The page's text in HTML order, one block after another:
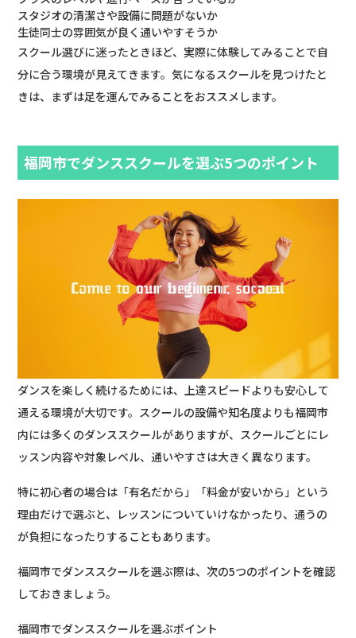
スタジオの清潔さや設備に問題がないか
生徒同士の雰囲気が良く通いやすそうか
スクール選びに迷ったときほど、実際に体験してみることで自
分に合う環境が見えてきます。気になるスクールを見つけたと
きは、まずは足を運んでみることをおススメします。
福岡市でダンススクールを選ぶ5つのポイント
ダンスを楽しく続けるためには、上達スピードよりも安心して
通える環境が大切です。スクールの設備や知名度よりも福岡市
内には多くのダンススクールがありますが、スクールごとにレ
ッスン内容や対象レベル、通いやすさは大きく異なります。
特に初心者の場合は「有名だから」「料金が安いから」という
理由だけで選ぶと、レッスンについていけなかったり、通うの
が負担になったりすることもあります。
福岡市でダンススクールを選ぶ際は、次の5つのポイントを確認
しておきましょう。
福岡市でダンススクールを選ぶポイント